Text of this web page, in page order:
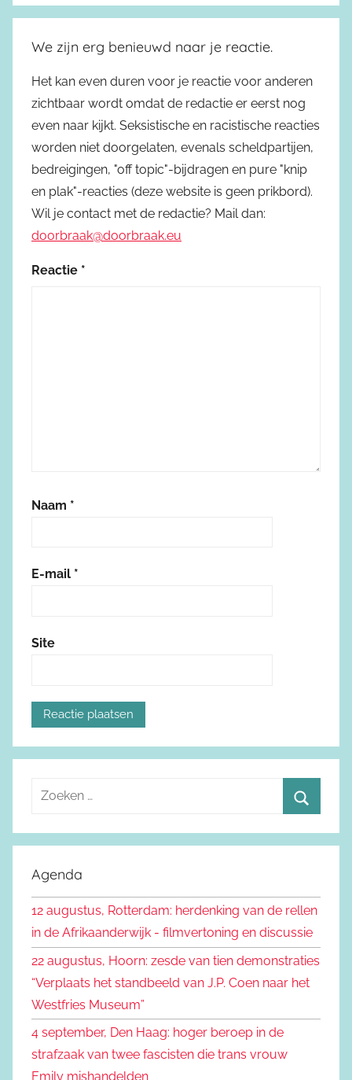
We zijn erg benieuwd naar je reactie.
Het kan even duren voor je reactie voor anderen
zichtbaar wordt omdat de redactie er eerst nog
even naar kijkt. Seksistische en racistische reacties
worden niet doorgelaten, evenals scheldpartijen,
bedreigingen, "off topic"-bijdragen en pure "knip
en plak"-reacties (deze website is geen prikbord).
Wil je contact met de redactie? Mail dan:
doorbraak@doorbraak.eu
Reactie *
Naam *
E-mail *
Site
e
e
n
a
:
o
e
n
Agenda
12 augustus, Rotterdam: herdenking van de rellen
in de Afrikaanderwijk - filmvertoning en discussie
22 augustus, Hoorn: zesde van tien demonstraties
“Verplaats het standbeeld van J.P. Coen naar het
Westfries Museum”
4 september, Den Haag: hoger beroep in de
strafzaak van twee fascisten die trans vrouw
Emily mishandelden